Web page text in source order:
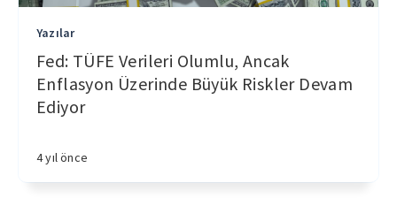
Yazılar
Fed: TÜFE Verileri Olumlu, Ancak
Enflasyon Üzerinde Büyük Riskler Devam
Ediyor
4 yıl önce